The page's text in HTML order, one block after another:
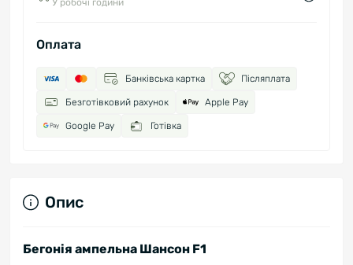
У робочі години
Оплата
Банківська картка Післяплата
Безготівковий рахунок Apple Pay
Google Pay Готівка
Опис
Бегонія ампельна Шансон F1